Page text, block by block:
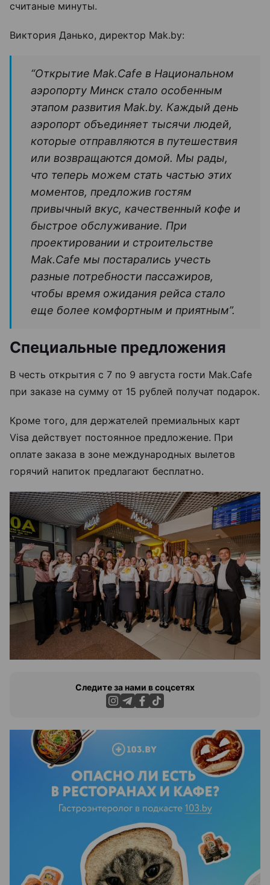
считаные минуты.
Виктория Данько, директор Mak.by:
“Открытие Mak.Cafe в Национальном
аэропорту Минск стало особенным
этапом развития Mak.by. Каждый день
аэропорт объединяет тысячи людей,
которые отправляются в путешествия
или возвращаются домой. Мы рады,
что теперь можем стать частью этих
моментов, предложив гостям
привычный вкус, качественный кофе и
быстрое обслуживание. При
проектировании и строительстве
Mak.Cafe мы постарались учесть
разные потребности пассажиров,
чтобы время ожидания рейса стало
еще более комфортным и приятным”.
Специальные предложения
В честь открытия с 7 по 9 августа гости Mak.Cafe
при заказе на сумму от 15 рублей получат подарок.
Кроме того, для держателей премиальных карт
Visa действует постоянное предложение. При
оплате заказа в зоне международных вылетов
горячий напиток предлагают бесплатно.
Следите за нами в соцсетях